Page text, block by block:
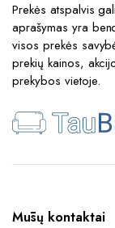
Prekės atspalvis
aprašymas yra
visos prekės
prekių kainos,
prekybos vietoje.
Mūsų kontaktai